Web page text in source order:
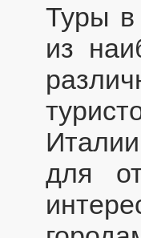
Туры в
из
для